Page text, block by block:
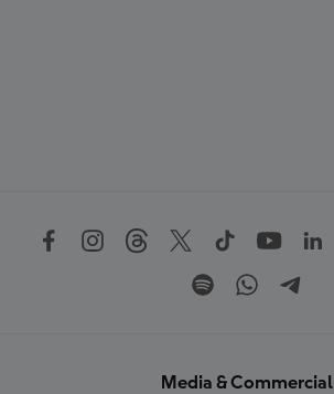
Media & Commercial